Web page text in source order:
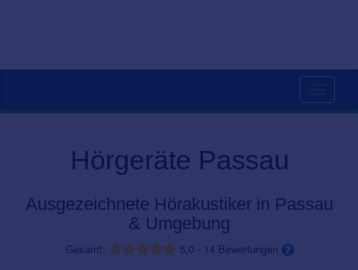
Hörgeräte Passau
Ausgezeichnete Hörakustiker in Passau
& Umgebung
Gesamt: 5,0 - 14 Bewertungen